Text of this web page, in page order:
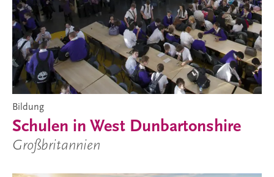
Bildung
Schulen in West Dunbartonshire
Großbritannien